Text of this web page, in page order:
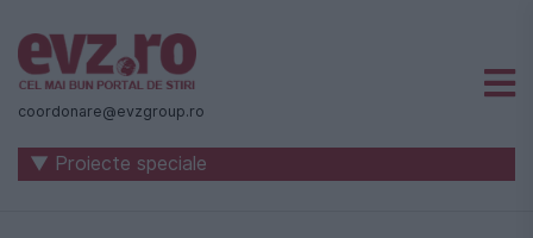
Știri
naționale
internaționale
coordonare@evzgroup.ro
▼ Proiecte speciale